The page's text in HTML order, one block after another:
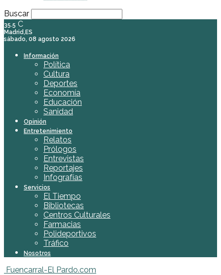
Buscar
35.5 C
Madrid,ES
sábado, 08 agosto 2026
Información
Política
Cultura
Deportes
Economía
Educación
Sanidad
Opinión
Entretenimiento
Relatos
Prólogos
Entrevistas
Reportajes
Infografías
Servicios
El Tiempo
Bibliotecas
Centros Culturales
Farmacias
Polideportivos
Tráfico
Nosotros
Fuencarral-El Pardo.com